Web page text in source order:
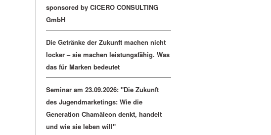
sponsored by CICERO CONSULTING
GmbH
Die Getränke der Zukunft machen nicht
locker – sie machen leistungsfähig. Was
das für Marken bedeutet
Seminar am 23.09.2026: "Die Zukunft
des Jugendmarketings: Wie die
Generation Chamäleon denkt, handelt
und wie sie leben will"